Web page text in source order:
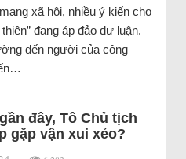
xã hội, nhiều ý kiến cho
đang áp đảo dư luận.
đến người của công
đây, Tô Chủ tịch
gặp vận xui xẻo?